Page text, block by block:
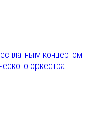
концертом
оркестра